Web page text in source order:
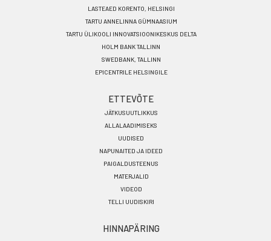
LASTEAED KORENTO, HELSINGI
TARTU ANNELINNA GÜMNAASIUM
TARTU ÜLIKOOLI INNOVATSIOONIKESKUS DELTA
HOLM BANK TALLINN
SWEDBANK, TALLINN
EPICENTRILE HELSINGILE
ETTEVÕTE
JÄTKUSUUTLIKKUS
ALLALAADIMISEKS
UUDISED
NAPUNAITED JA IDEED
PAIGALDUSTEENUS
MATERJALID
VIDEOD
TELLI UUDISKIRI
HINNAPÄRING